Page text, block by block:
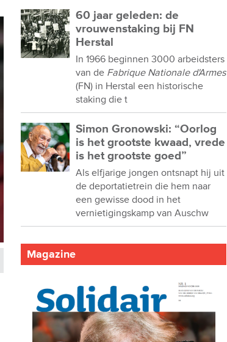
60 jaar geleden: de
vrouwenstaking bij FN
Herstal
In 1966 beginnen 3000 arbeidsters
van de Fabrique Nationale d'Armes
(FN) in Herstal een historische
staking die t
Simon Gronowski: “Oorlog
is het grootste kwaad, vrede
is het grootste goed”
Als elfjarige jongen ontsnapt hij uit
de deportatietrein die hem naar
een gewisse dood in het
vernietigingskamp van Auschw
Magazine